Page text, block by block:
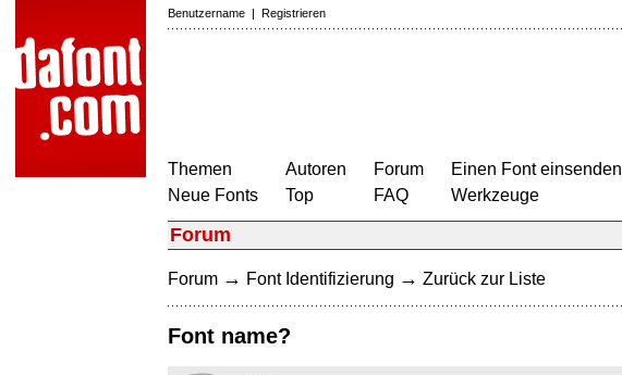
Benutzername | Registrieren
Themen
Neue Fonts
Autoren
Top
Forum
FAQ
Einen Font einsenden
Werkzeuge
Forum
Forum → Font Identifizierung → Zurück zur Liste
Font name?